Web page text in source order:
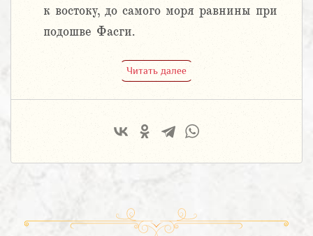
к востоку, до самого моря равнины при
подошве Фасги.
Читать далее